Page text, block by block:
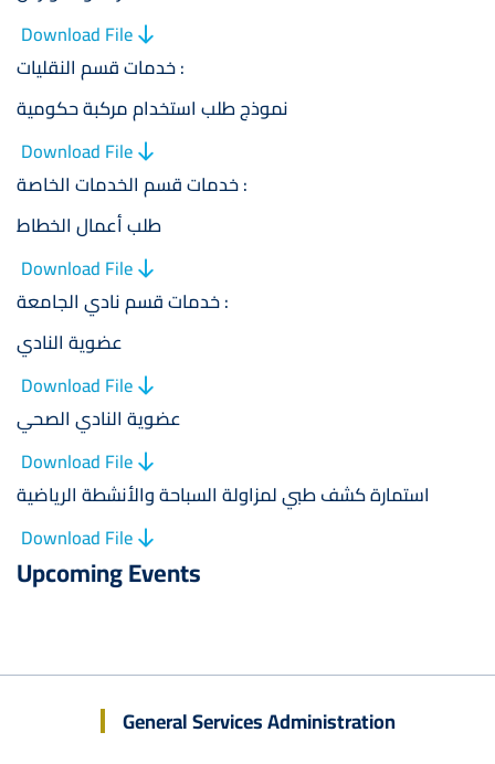
Download File
خدمات قسم النقليات :
نموذج طلب استخدام مركبة حكومية
Download File
خدمات قسم الخدمات الخاصة :
طلب أعمال الخطاط
Download File
خدمات قسم نادي الجامعة :
عضوية النادي
Download File
عضوية النادي الصحي
Download File
Download File
Upcoming Events
General Services Administration